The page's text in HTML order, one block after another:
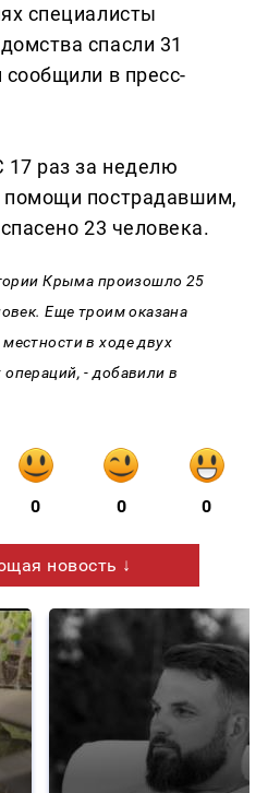
специалисты
спасли 31
в пресс-
раз за неделю
помощи пострадавшим,
23 человека.
Крыма произошло 25
Еще троим оказана
в ходе двух
- добавили в
0 0 0
новость ↓